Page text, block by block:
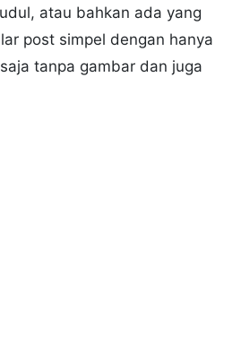
atau bahkan ada yang
post simpel dengan hanya
tanpa gambar dan juga